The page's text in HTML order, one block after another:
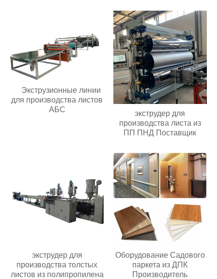
Экструзионные линии
для производства листов
АБС
экструдер для
производства листа из
ПП ПНД Поставщик
экструдер для
производства толстых
листов из полипропилена
Оборудование Садового
паркета из ДПК
Производитель